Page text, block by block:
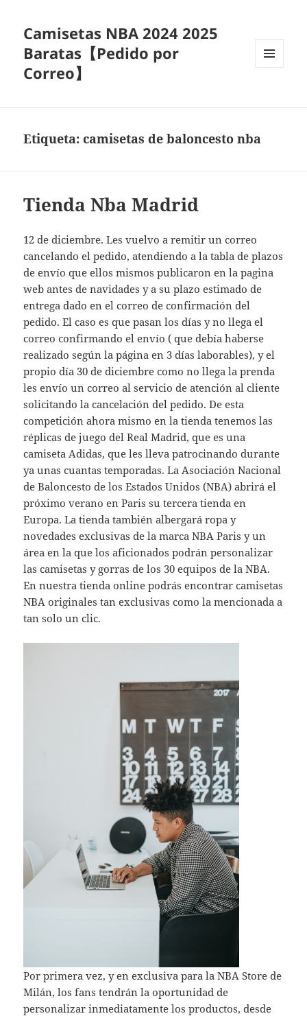
Camisetas NBA 2024 2025
Baratas【Pedido por
Correo】
Etiqueta:camisetas de baloncesto nba
Tienda Nba Madrid
12 de diciembre. Les vuelvo a remitir un correo
cancelando el pedido, atendiendo a la tabla de plazos
de envío que ellos mismos publicaron en la pagina
web antes de navidades y a su plazo estimado de
entrega dado en el correo de confirmación del
pedido. El caso es que pasan los días y no llega el
correo confirmando el envío ( que debía haberse
realizado según la página en 3 días laborables), y el
propio día 30 de diciembre como no llega la prenda
les envío un correo al servicio de atención al cliente
solicitando la cancelación del pedido. De esta
competición ahora mismo en la tienda tenemos las
réplicas de juego del Real Madrid, que es una
camiseta Adidas, que les lleva patrocinando durante
ya unas cuantas temporadas. La Asociación Nacional
de Baloncesto de los Estados Unidos (NBA) abrirá el
próximo verano en Paris su tercera tienda en
Europa. La tienda también albergará ropa y
novedades exclusivas de la marca NBA Paris y un
área en la que los aficionados podrán personalizar
las camisetas y gorras de los 30 equipos de la NBA.
En nuestra tienda online podrás encontrar camisetas
NBA originales tan exclusivas como la mencionada a
tan solo un clic.
Por primera vez, y en exclusiva para la NBA Store de
Milán, los fans tendrán la oportunidad de
personalizar inmediatamente los productos, desde